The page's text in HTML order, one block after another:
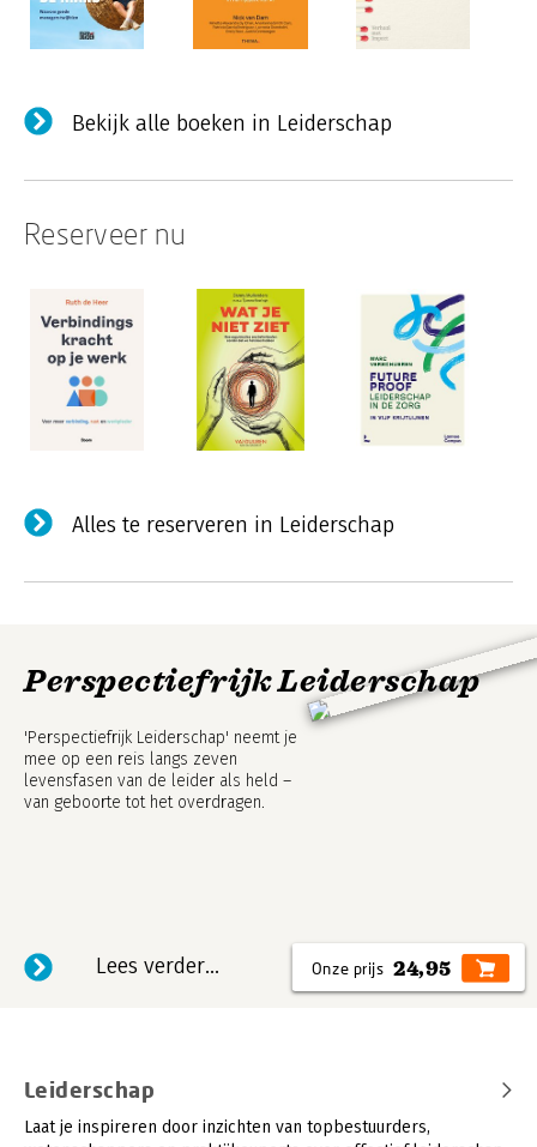
Bekijk alle boeken in Leiderschap
Reserveer nu
Alles te reserveren in Leiderschap
Perspectiefrijk Leiderschap
'Perspectiefrijk Leiderschap' neemt je
mee op een reis langs zeven
levensfasen van de leider als held –
van geboorte tot het overdragen.
Lees verder... 24,95
Leiderschap
Laat je inspireren door inzichten van topbestuurders,